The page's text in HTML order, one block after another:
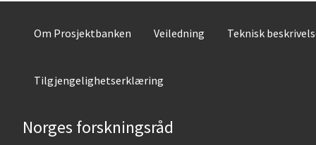
Om Prosjektbanken Veiledning Teknisk
Tilgjengelighetserklæring
Norges forskningsråd